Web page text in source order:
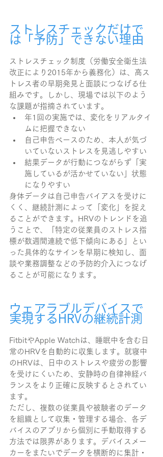
ストレスチェックだけで
は「予防」できない理由
ストレスチェック制度（労働安全衛生法
改正により2015年から義務化）は、高ス
トレス者の早期発見と面談につなげる仕
組みです。しかし、現場では以下のよう
な課題が指摘されています。
年1回の実施では、変化をリアルタイ
ムに把握できない
自己申告ベースのため、本人が気づ
いていないストレスを見逃しやすい
結果データが行動につながらず「実
施しているが活かせていない」状態
になりやすい
身体データは自己申告バイアスを受けに
くく、継続計測によって「変化」を捉え
ることができます。HRVのトレンドを追
うことで、「特定の従業員のストレス指
標が数週間連続で低下傾向にある」とい
った具体的なサインを早期に検知し、面
談や業務調整などの予防的介入につなげ
ることが可能になります。
ウェアラブルデバイスで
実現するHRVの継続計測
FitbitやApple Watchは、睡眠中を含む日
常のHRVを自動的に収集します。就寝中
のHRVは、日中のストレスや疲労の影響
を受けにくいため、安静時の自律神経バ
ランスをより正確に反映するとされてい
ます。
ただし、複数の従業員や被験者のデータ
を組織として収集・管理する場合、各デ
バイスのアプリから個別に手動取得する
方法では限界があります。デバイスメー
カーをまたいでデータを横断的に集計・